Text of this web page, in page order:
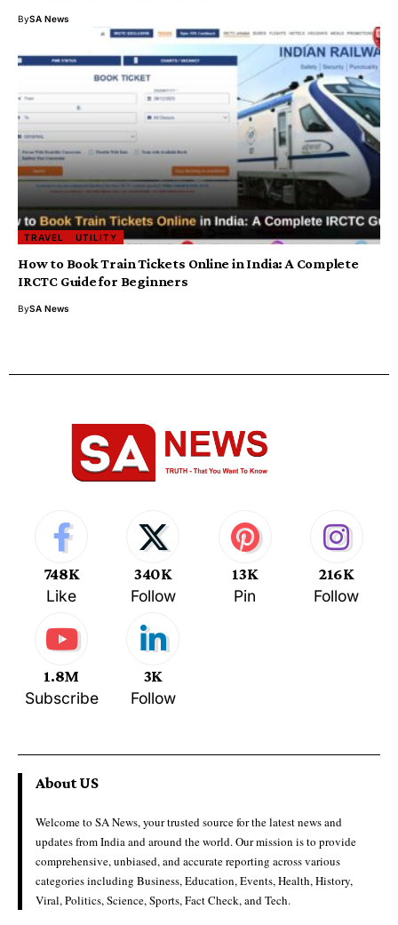
BySA News
TRAVEL UTILITY
How to Book Train Tickets Online in India: A Complete
IRCTC Guide for Beginners
BySA News
748K
Like
340K
Follow
13K
Pin
216K
Follow
1.8M
Subscribe
3K
Follow
About US
Welcome to SA News, your trusted source for the latest news and
updates from India and around the world. Our mission is to provide
comprehensive, unbiased, and accurate reporting across various
categories including Business, Education, Events, Health, History,
Viral, Politics, Science, Sports, Fact Check, and Tech.